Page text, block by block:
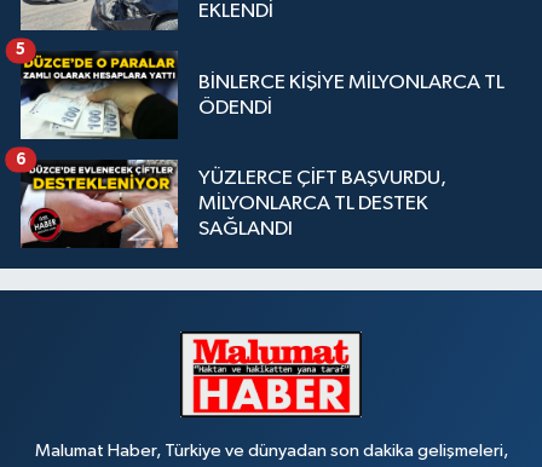
EKLENDİ
BİNLERCE KİŞİYE MİLYONLARCA TL
ÖDENDİ
5
YÜZLERCE ÇİFT BAŞVURDU,
MİLYONLARCA TL DESTEK
SAĞLANDI
6
Malumat Haber, Türkiye ve dünyadan son dakika gelişmeleri,